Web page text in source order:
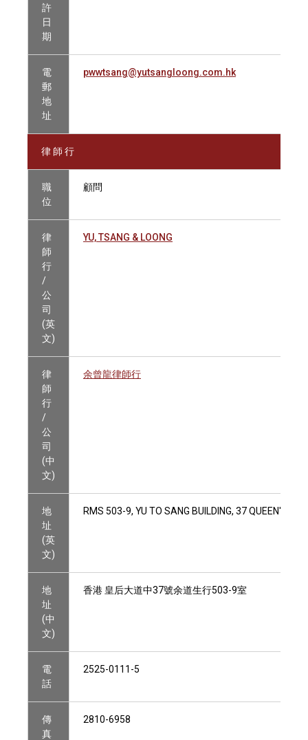
許
日
期
電
郵
地
址
pwwtsang@yutsangloong.com.hk
律 師 行
職
位
顧問
律
師
行
/
公
司
(英
文)
YU, TSANG & LOONG
律
師
行
/
公
司
(中
文)
余曾龍律師行
地
址
(英
文)
RMS 503-9, YU TO SANG BUILDING, 37 QUEEN'S
地
址
(中
文)
香港 皇后大道中37號余道生行503-9室
電
話
2525-0111-5
傳
真
2810-6958